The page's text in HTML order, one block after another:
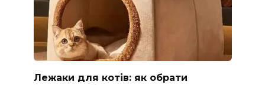
Лежаки для котів: як обрати